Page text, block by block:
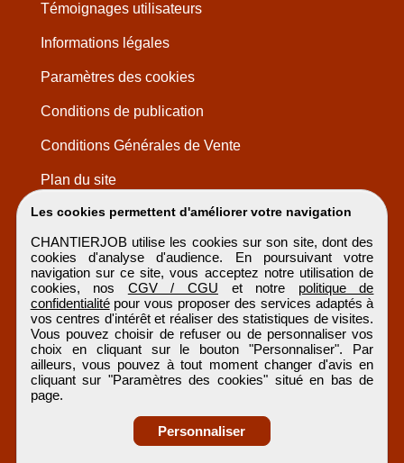
Les cookies permettent d'améliorer votre navigation
CHANTIERJOB utilise les cookies sur son site, dont des
cookies d'analyse d'audience. En poursuivant votre
navigation sur ce site, vous acceptez notre utilisation de
cookies, nos CGV / CGU et notre politique de
confidentialitépour vous proposer des services adaptés à
vos centres d'intérêt et réaliser des statistiques de visites.
Vous pouvez choisir de refuser ou de personnaliser vos
choix en cliquant sur le bouton "Personnaliser". Par
ailleurs, vous pouvez à tout moment changer d'avis en
cliquant sur "Paramètres des cookies" situé en bas de
page.
Personnaliser
Témoignages utilisateurs
Informations légales
Paramètres des cookies
Conditions de publication
Conditions Générales de Vente
Plan du site